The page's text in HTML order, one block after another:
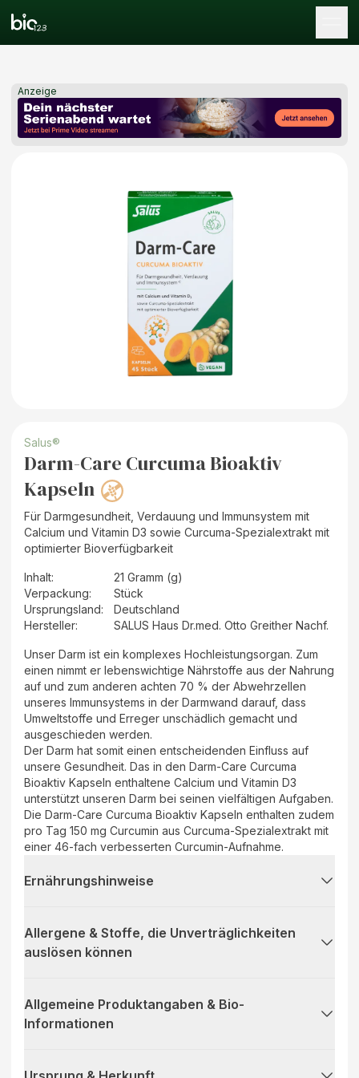
Anzeige
Salus®
Darm-Care Curcuma Bioaktiv
Kapseln
Für Darmgesundheit, Verdauung und Immunsystem mit
Calcium und Vitamin D3 sowie Curcuma-Spezialextrakt mit
optimierter Bioverfügbarkeit
Inhalt:
21 Gramm (g)
Verpackung:
Stück
Ursprungsland:
Deutschland
Hersteller: SALUS Haus Dr.med. Otto Greither Nachf.
Unser Darm ist ein komplexes Hochleistungsorgan. Zum
einen nimmt er lebenswichtige Nährstoffe aus der Nahrung
auf und zum anderen achten 70 % der Abwehrzellen
unseres Immunsystems in der Darmwand darauf, dass
Umweltstoffe und Erreger unschädlich gemacht und
ausgeschieden werden.
Der Darm hat somit einen entscheidenden Einfluss auf
unsere Gesundheit. Das in den Darm-Care Curcuma
Bioaktiv Kapseln enthaltene Calcium und Vitamin D3
unterstützt unseren Darm bei seinen vielfältigen Aufgaben.
Die Darm-Care Curcuma Bioaktiv Kapseln enthalten zudem
pro Tag 150 mg Curcumin aus Curcuma-Spezialextrakt mit
einer 46-fach verbesserten Curcumin-Aufnahme.
Ernährungshinweise
Allergene & Stoffe, die Unverträglichkeiten
auslösen können
Allgemeine Produktangaben & Bio-
Informationen